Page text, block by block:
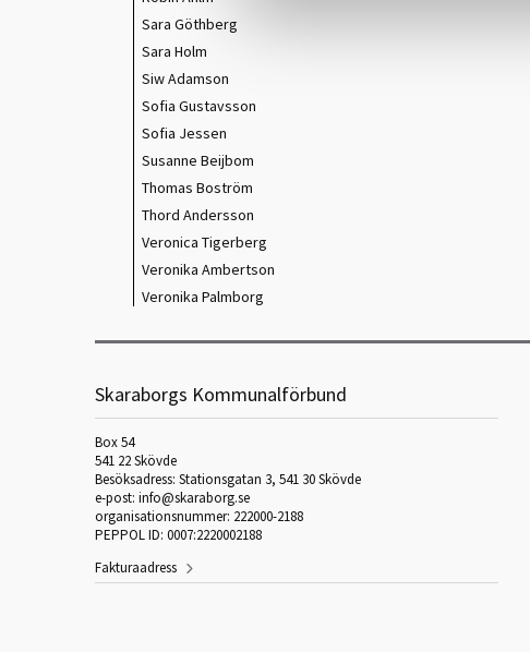
Sara Göthberg
Sara Holm
Siw Adamson
Sofia Gustavsson
Sofia Jessen
Susanne Beijbom
Thomas Boström
Thord Andersson
Veronica Tigerberg
Veronika Ambertson
Veronika Palmborg
Skaraborgs Kommunalförbund
Box 54
541 22 Skövde
Besöksadress: Stationsgatan 3, 541 30 Skövde
e-post: info@skaraborg.se
organisationsnummer: 222000-2188
PEPPOL ID: 0007:2220002188
Fakturaadress